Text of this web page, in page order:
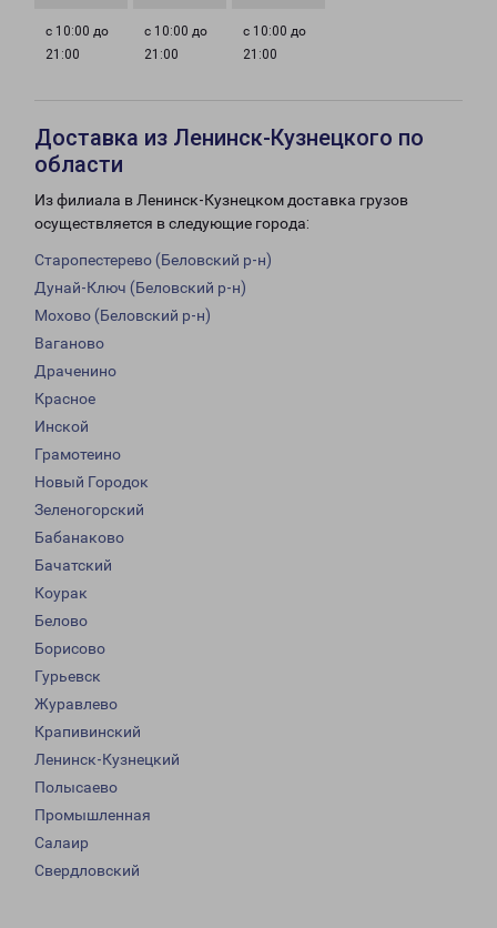
с 10:00 до
21:00
с 10:00 до
21:00
с 10:00 до
21:00
Доставка из Ленинск-Кузнецкого по
области
Из филиала в Ленинск-Кузнецком доставка грузов
осуществляется в следующие города:
Старопестерево (Беловский р-н)
Дунай-Ключ (Беловский р-н)
Мохово (Беловский р-н)
Ваганово
Драченино
Красное
Инской
Грамотеино
Новый Городок
Зеленогорский
Бабанаково
Бачатский
Коурак
Белово
Борисово
Гурьевск
Журавлево
Крапивинский
Ленинск-Кузнецкий
Полысаево
Промышленная
Салаир
Свердловский